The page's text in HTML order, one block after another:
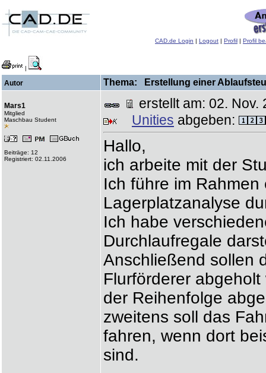
CAD.de Login | Logout | Profil | Profil
|
Autor Thema: Erstellung einer
Mars1
Mitglied
Maschbau Student
Beiträge: 12
Registriert: 02.11.2006
erstellt am: 02.
Unities abgeben:
Hallo,
ich arbeite mit der
Ich führe im
Lagerplatzanalyse
Ich habe
Durchlaufregale
Anschließend sollen
Flurförderer
der Reihenfolge
zweitens soll das
fahren, wenn dort
sind.